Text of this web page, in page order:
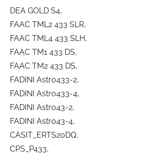
DEA GOLD S4,
FAAC TML2 433 SLR,
FAAC TML4 433 SLH,
FAAC TM1 433 DS,
FAAC TM2 433 DS,
FADINI Astro433-2,
FADINI Astro433-4,
FADINI Astro43-2,
FADINI Astro43-4,
CASIT_ERTS20DQ,
CPS_P433,